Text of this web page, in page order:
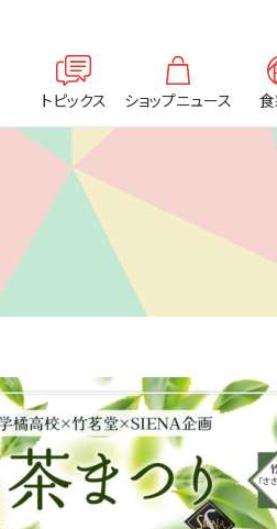
トピックス ショップニュース